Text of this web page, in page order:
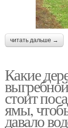
читать дальше →
Какие
стоит
ямы,
давало